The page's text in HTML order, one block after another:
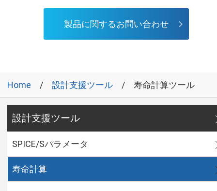
製品に関するお問い合わせ
Home 設計支援ツール 寿命計算ツール
設計支援ツール
SPICE/Sパラメータ
寿命計算